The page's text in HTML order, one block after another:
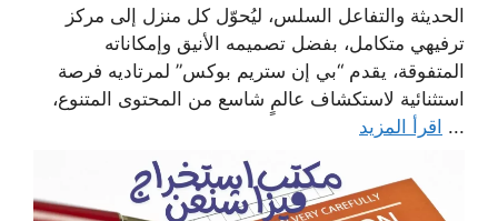
الحديثة والتفاعل السلس، ليُحوّل كل منزل إلى مركز
ترفيهي متكامل، بفضل تصميمه الأنيق وإمكاناته
المتفوقة، يقدم “بي إن ستريم بوكس” لمرتاديه فرصة
استثنائية لاستكشاف عالمٍ شاسع من المحتوى المتنوع،
... اقرأ المزيد